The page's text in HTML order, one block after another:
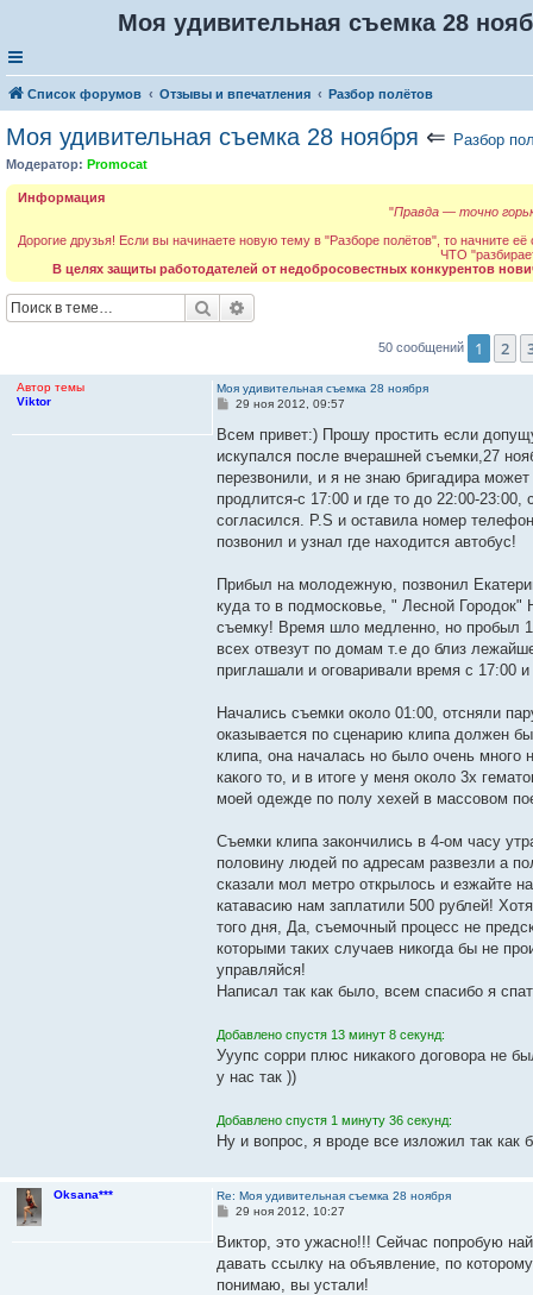
Моя удивительная съемка 28
Список форумов Отзывы и впечатления Разбор полётов
Моя удивительная съемка 28 ноября ⇐ Разбор
Модератор: Promocat
Информация
"Правда — точно
Дорогие друзья! Если вы начинаете новую тему в "Разборе полётов", то начните
ЧТО
В целях защиты работодателей от недобросовестных конкурентов
Поиск
50 сообщений 1 2
Автор темы
Viktor
Моя удивительная съемка 28 ноября
С
о
щ
е
н
и
е
29 ноя 2012, 09:57
Всем привет:) Прошу простить если
искупался после вчерашней съемки,27
перезвонили, и я не знаю бригадира
продлится-с 17:00 и где то до 22:00-
согласился. P.S и оставила номер
позвонил и узнал где находится автобус!
Прибыл на молодежную, позвонил
куда то в подмосковье, " Лесной
съемку! Время шло медленно, но пробыл
всех отвезут по домам т.е до близ
приглашали и оговаривали время с 17:00
Начались съемки около 01:00, отсняли
оказывается по сценарию клипа должен
клипа, она началась но было очень много
какого то, и в итоге у меня около 3х
моей одежде по полу хехей в массовом
Съемки клипа закончились в 4-ом часу
половину людей по адресам развезли а
сказали мол метро открылось и езжайте
катавасию нам заплатили 500 рублей!
того дня, Да, съемочный процесс не
которыми таких случаев никогда бы не
управляйся!
Написал так как было, всем спасибо я
Добавлено спустя 13 минут 8 секунд:
Ууупс сорри плюс никакого договора не
у нас так ))
Добавлено спустя 1 минуту 36 секунд:
Ну и вопрос, я вроде все изложил так как
Oksana***
Re: Моя удивительная съемка 28 ноября
С
о
щ
е
29 ноя 2012, 10:27
Виктор, это ужасно!!! Сейчас попробую
давать ссылку на объявление, по
понимаю, вы устали!